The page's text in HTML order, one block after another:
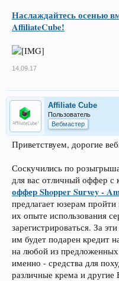
Наслаждайтесь осенью
AffiliateCube!
14.09.17
Affiliate Cube
Пользователь
Вебмастер
Приветствуем, дорогие
Соскучились по
для вас отличный оффер с
оффер Shopper Survey -
предлагает юзерам пройти
их опыте использования
зарегистрироваться. За
им будет подарен кредит
на любой из
именно - средства для
различные крема и